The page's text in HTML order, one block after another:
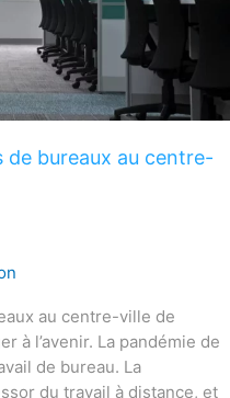
de bureaux au centre-
au centre-ville de
à l’avenir. La pandémie de
de bureau. La
du travail à distance, et